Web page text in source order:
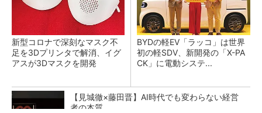
新型コロナで深刻なマスク不
足を3Dプリンタで解消、イグ
アスが3Dマスクを開発
BYDの軽EV「ラッコ」は世界
初の軽SDV、新開発の「X-PA
CK」に電動システ...
【見城徹×藤田晋】AI時代でも変わらない経営
者の本質